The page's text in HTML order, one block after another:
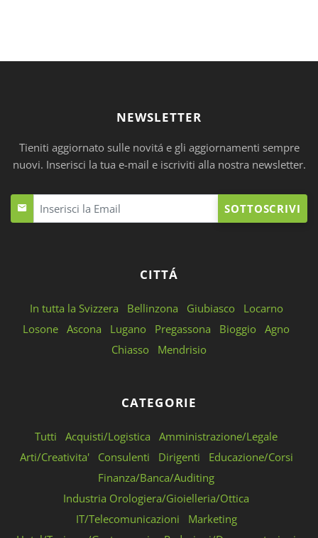
NEWSLETTER
Tieniti aggiornato sulle novitá e gli aggiornamenti sempre
nuovi. Inserisci la tua e-mail e iscriviti alla nostra newsletter.
SOTTOSCRIVI
CITTÁ
In tutta la Svizzera Bellinzona Giubiasco
Locarno
Losone Ascona Lugano Pregassona Bioggio Agno
Chiasso
Mendrisio
CATEGORIE
Tutti Acquisti/Logistica
Amministrazione/Legale
Arti/Creativita'
Consulenti Dirigenti
Educazione/Corsi
Finanza/Banca/Auditing
Industria Orologiera/Gioielleria/Ottica
IT/Telecomunicazioni
Marketing